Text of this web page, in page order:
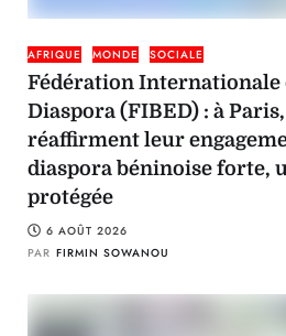
AFRIQUE MONDE SOCIALE
Fédération Internationale
Diaspora (FIBED) : à
réaffirment leur
diaspora béninoise forte,
protégée
6 AOÛT 2026
PAR FIRMIN SOWANOU